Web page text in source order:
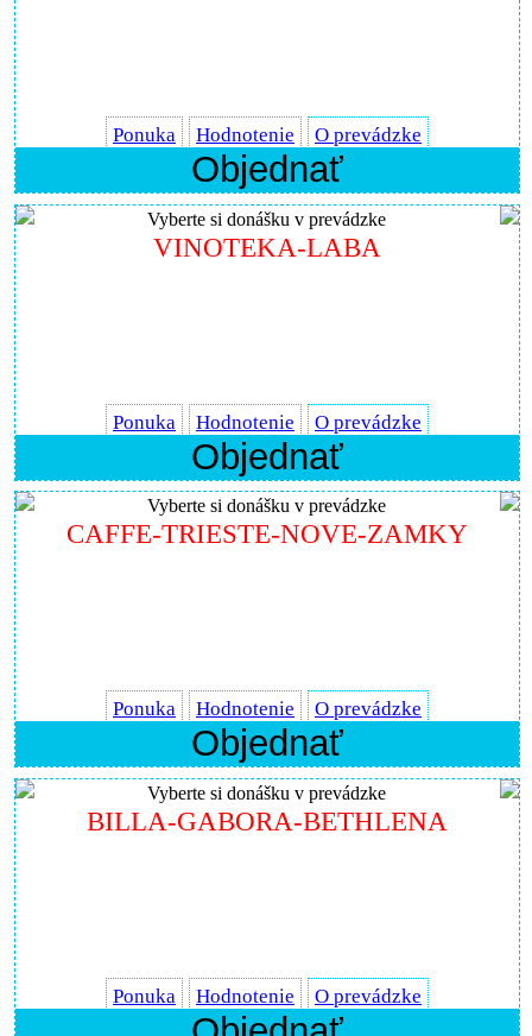
Ponuka Hodnotenie O prevádzke
Objednať
Vyberte si donášku v prevádzke
VINOTEKA-LABA
Ponuka Hodnotenie O prevádzke
Objednať
Vyberte si donášku v prevádzke
CAFFE-TRIESTE-NOVE-ZAMKY
Ponuka Hodnotenie O prevádzke
Objednať
Vyberte si donášku v prevádzke
BILLA-GABORA-BETHLENA
Ponuka Hodnotenie O prevádzke